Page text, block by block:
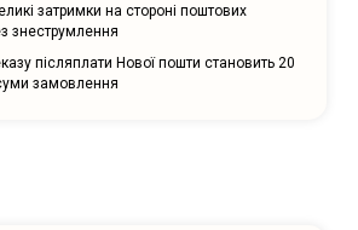
затримки на стороні поштових
знеструмлення
післяплати Нової пошти становить 20
замовлення